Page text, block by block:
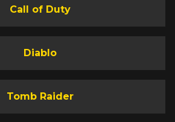
Call of Duty
Diablo
Tomb Raider